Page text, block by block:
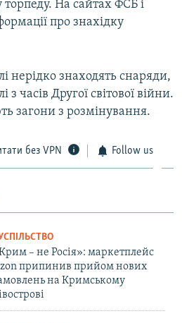
На сайтах ФСБ і
про знахідку
нерідко знаходять снаряди,
часів Другої світової війни.
загони з розмінування.
без VPN Follow us
– не Росія»: маркетплейс
припинив прийом нових
на Кримському